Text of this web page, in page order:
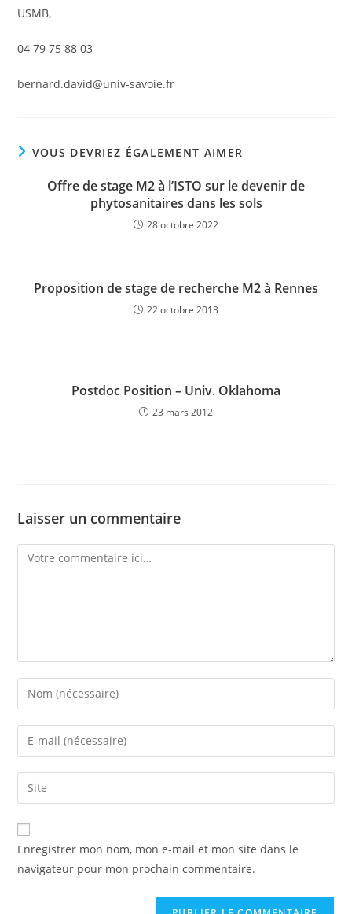
USMB,
04 79 75 88 03
bernard.david@univ-savoie.fr
VOUS DEVRIEZ ÉGALEMENT AIMER
Offre de stage M2 à l’ISTO sur le devenir de
phytosanitaires dans les sols
28 octobre 2022
Proposition de stage de recherche M2 à Rennes
22 octobre 2013
Postdoc Position – Univ. Oklahoma
23 mars 2012
Laisser un commentaire
Enregistrer mon nom, mon e-mail et mon site dans le
navigateur pour mon prochain commentaire.